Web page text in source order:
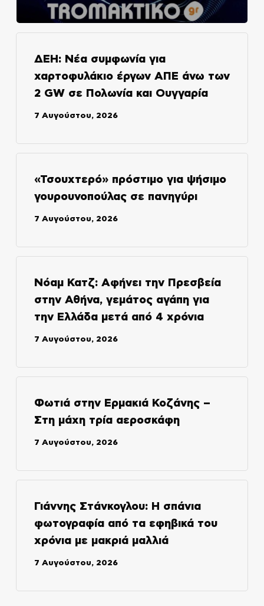
ΔΕΗ: Νέα συμφωνία για
χαρτοφυλάκιο έργων ΑΠΕ άνω των
2 GW σε Πολωνία και Ουγγαρία
7 Αυγούστου, 2026
«Τσουχτερό» πρόστιμο για ψήσιμο
γουρουνοπούλας σε πανηγύρι
7 Αυγούστου, 2026
Νόαμ Κατζ: Αφήνει την Πρεσβεία
στην Αθήνα, γεμάτος αγάπη για
την Ελλάδα μετά από 4 χρόνια
7 Αυγούστου, 2026
Φωτιά στην Ερμακιά Κοζάνης –
Στη μάχη τρία αεροσκάφη
7 Αυγούστου, 2026
Γιάννης Στάνκογλου: Η σπάνια
φωτογραφία από τα εφηβικά του
χρόνια με μακριά μαλλιά
7 Αυγούστου, 2026